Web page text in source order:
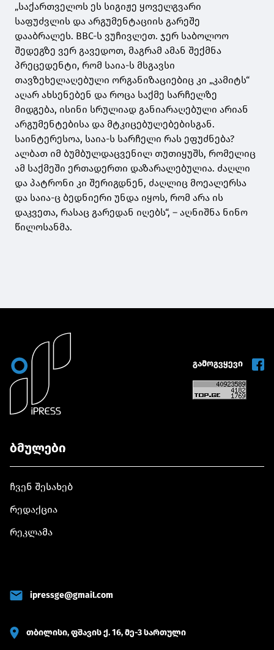
„საქართველოს ეს სიგიჟე ყოველგვარი
საფუძვლის და არგუმენტაციის გარეშე
დააბრალეს. BBC-ს ვუჩივლეთ. ჯერ საბოლოო
შედეგზე ვერ გავედოთ, მაგრამ ამან შექმნა
პრეცედენტი, რომ საია-ს მსგავსი
თავზეხელაღებული ორგანიზაციებიც კი „კამიტს“
აღარ ახსენებენ და როცა საქმე სარჩელზე
მიდგება, ისინი სრულიად განიარაღებული არიან
არგუმენტებისა და მტკიცებულებებისგან.
საინტერესოა, საია-ს სარჩელი რას ეფუძნება?
ალბათ იმ ბუმბულდაცვენილ თუთიყუშს, რომელიც
ამ საქმეში ერთადერთი დაზარალებულია. ძაღლი
და პატრონი კი შერიგდნენ, ძაღლიც მოეალერსა
და საია-ც ბედნიერი უნდა იყოს, რომ არა ის
დაკვეთა, რასაც გარედან იღებს“, – აღნიშნა ნინო
წილოსანმა.
გამოგვყევი
ბმულები
ჩვენ შესახებ
რედაქცია
რეკლამა
ipressge@gmail.com
თბილისი, ფშავის ქ. 16, მე-3 სართული